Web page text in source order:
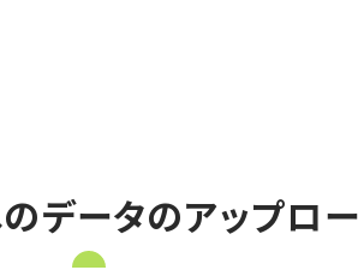
データのアップロ